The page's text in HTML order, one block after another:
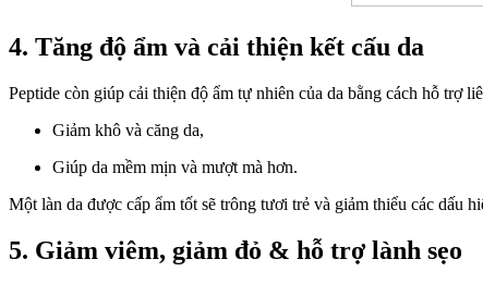
4. Tăng độ ẩm và cải thiện kết cấu da
Peptide còn giúp cải thiện độ ẩm tự nhiên của da bằng cách hỗ trợ
Giảm khô và căng da,
Giúp da mềm mịn và mượt mà hơn.
Một làn da được cấp ẩm tốt sẽ trông tươi trẻ và giảm thiểu các dấu
5. Giảm viêm, giảm đỏ & hỗ trợ lành sẹo